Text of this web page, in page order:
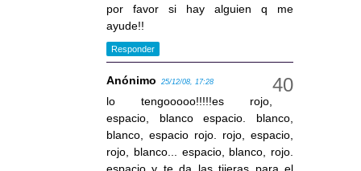
por favor si hay alguien q me
ayude!!
Responder
Anónimo 25/12/08, 17:28
lo tengooooo!!!!!es rojo,
espacio, blanco espacio. blanco,
blanco, espacio rojo. rojo, espacio,
rojo, blanco... espacio, blanco, rojo.